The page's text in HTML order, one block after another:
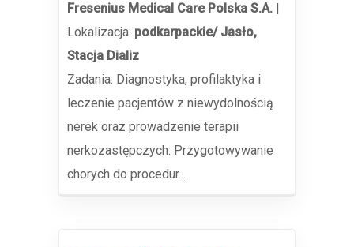
Fresenius Medical Care Polska S.A. |
Lokalizacja: podkarpackie/ Jasło,
Stacja Dializ
Zadania: Diagnostyka, profilaktyka i
leczenie pacjentów z niewydolnością
nerek oraz prowadzenie terapii
nerkozastępczych. Przygotowywanie
chorych do procedur...